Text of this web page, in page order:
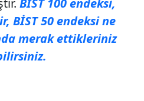
BİST 100 endeksi,
BİST 50 endeksi ne
merak ettikleriniz